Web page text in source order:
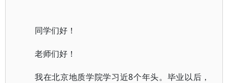
同学们好！
老师们好！
我在北京地质学院学习近8个年头。毕业以后，